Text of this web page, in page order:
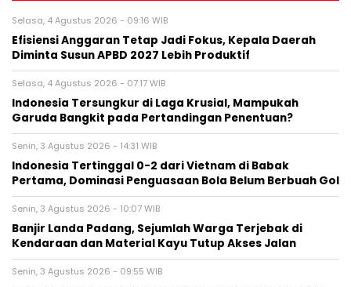
Selasa, 4 Agustus 2026 - 09:16 WIB
Efisiensi Anggaran Tetap Jadi Fokus, Kepala Daerah
Diminta Susun APBD 2027 Lebih Produktif
Selasa, 4 Agustus 2026 - 07:17 WIB
Indonesia Tersungkur di Laga Krusial, Mampukah
Garuda Bangkit pada Pertandingan Penentuan?
Senin, 3 Agustus 2026 - 14:31 WIB
Indonesia Tertinggal 0-2 dari Vietnam di Babak
Pertama, Dominasi Penguasaan Bola Belum Berbuah Gol
Senin, 3 Agustus 2026 - 10:07 WIB
Banjir Landa Padang, Sejumlah Warga Terjebak di
Kendaraan dan Material Kayu Tutup Akses Jalan
Senin, 3 Agustus 2026 - 09:55 WIB